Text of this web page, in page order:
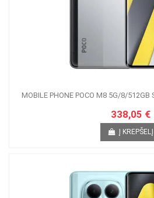
MOBILE PHONE POCO M8 5G/8/512GB
338,05 €
Į KREPŠELĮ